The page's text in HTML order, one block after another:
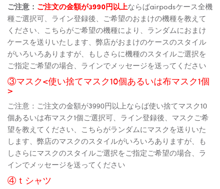
ご注意： ご注文の金額が3990円以上ならばairpodsケース全機
種ご選択可、ライン登録後、ご希望のおまけの機種を教えて
ください、こちらがご希望の機種により、ランダムにおまけ
ケースを送りいたします、弊店がおまけのケースのスタイル
がいろいろありますが、もしさらに機種のスタイルご選択を
ご指定ご希望の場合、ラインでメッセージを送ってください
③マスク<使い捨てマスク10個あるいは布マスク1個
>
ご注意：ご注文の金額が3990円以上ならば使い捨てマスク10
個あるいは布マスク1個ご選択可、ライン登録後、マスクご希
望を教えてください、こちらがランダムにマスクを送りいた
します、弊店のマスクのスタイルがいろいろありますが、も
しさらにマスクのスタイルご選択をご指定ご希望の場合、ラ
インでメッセージを送ってください
④ｔシャツ